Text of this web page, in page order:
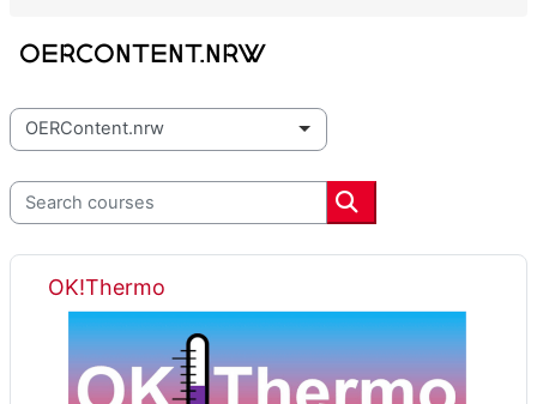
OERContent.nrw
Course categories
Search courses
Search courses
OK!Thermo